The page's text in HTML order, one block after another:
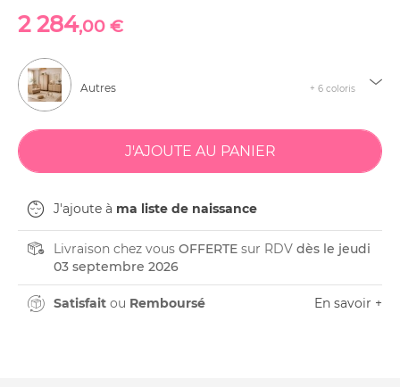
2 284,00 €
Autres + 6 coloris
J'ajoute à ma liste de naissance
Livraison chez vous OFFERTE sur RDV dès le jeudi
03 septembre 2026
Satisfait ou Remboursé En savoir +